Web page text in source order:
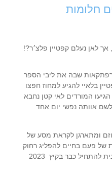
חלומות
לאן נעלם קפטיין פלצ׳ר?!
שבה את ליבי הספר
בלאיי להגיע למחוז חפצו
המורדים לאי קטן נחבא
אוותה נפשי יום אחד
ומתארגן לקראת מסע של
של פעם בחיים להפליג רחוק
עם חברים, בצורה מאורגנת. בתכנית להתחיל כבר בקיץ 2023